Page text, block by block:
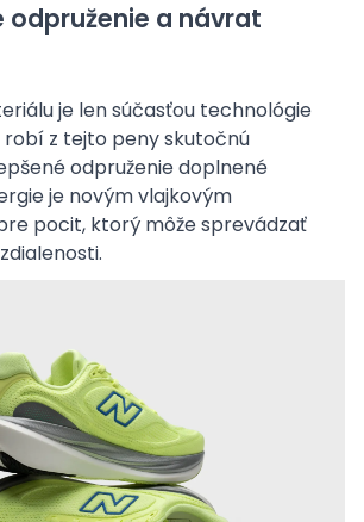
odpruženie a návrat
je len súčasťou technológie
robí z tejto peny skutočnú
odpruženie doplnené
je novým vlajkovým
pocit, ktorý môže sprevádzať